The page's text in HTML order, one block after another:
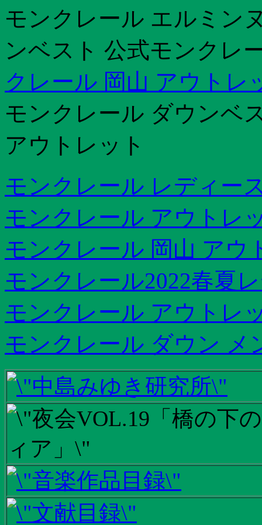
モンクレール エルミン
ンベスト 公式モンクレ
クレール 岡山 アウトレ
モンクレール ダウンベ
アウトレット
モンクレール レディー
モンクレール アウトレ
モンクレール 岡山 アウ
モンクレール2022春夏
モンクレール アウトレ
モンクレール ダウン メ